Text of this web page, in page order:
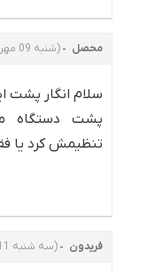
محصل (شنبه 09 مهر 1401 - 06:11)
سلام انگار پشت
پشت دستگاه
تنظیمش کرد یا
فریدون (سه شنبه 11 آبان 1400 - 13:53)